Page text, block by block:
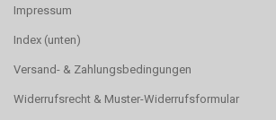
Impressum
Index (unten)
Versand- & Zahlungsbedingungen
Widerrufsrecht & Muster-Widerrufsformular